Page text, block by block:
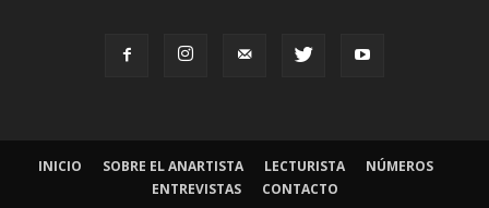
INICIO SOBRE EL ANARTISTA LECTURISTA
NÚMEROS
ENTREVISTAS
CONTACTO